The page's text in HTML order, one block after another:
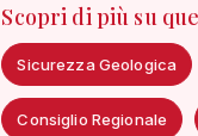
Scopri di più su
Sicurezza Geologica
Consiglio Regionale